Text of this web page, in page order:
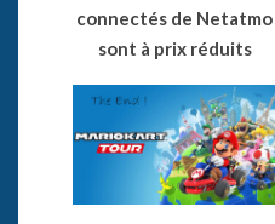
connectés de Netatmo
sont à prix réduits